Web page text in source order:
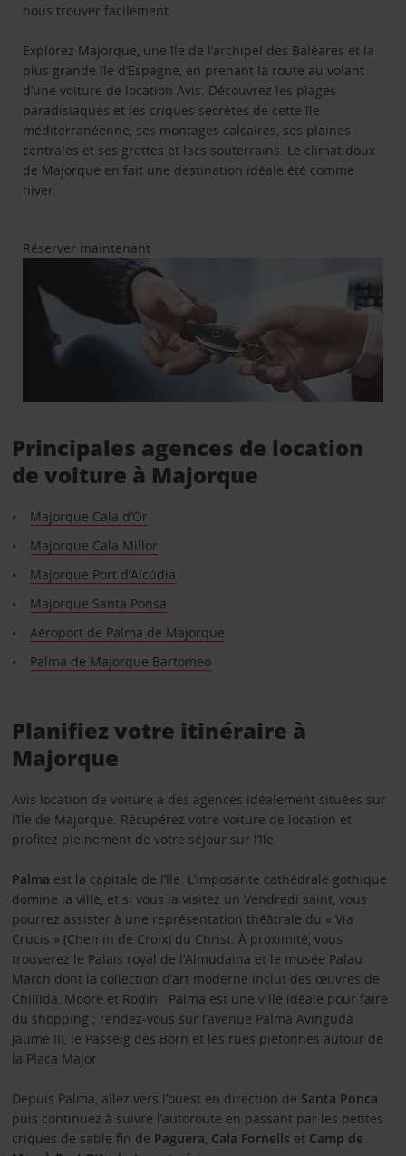
nous trouver facilement.
Explorez Majorque, une île de l’archipel des Baléares et la
plus grande île d’Espagne, en prenant la route au volant
d’une voiture de location Avis. Découvrez les plages
paradisiaques et les criques secrètes de cette île
méditerranéenne, ses montages calcaires, ses plaines
centrales et ses grottes et lacs souterrains. Le climat doux
de Majorque en fait une destination idéale été comme
hiver.
Réserver maintenant
Principales agences de location
de voiture à Majorque
Majorque Cala d’Or
Majorque Cala Millor
Majorque Port d’Alcúdia
Majorque Santa Ponsa
Aéroport de Palma de Majorque
Palma de Majorque Bartomeo
Planifiez votre itinéraire à
Majorque
Avis location de voiture a des agences idéalement situées sur
l’île de Majorque. Récupérez votre voiture de location et
profitez pleinement de votre séjour sur l’île.
Palma est la capitale de l’île. L’imposante cathédrale gothique
domine la ville, et si vous la visitez un Vendredi saint, vous
pourrez assister à une représentation théâtrale du « Via
Crucis » (Chemin de Croix) du Christ. À proximité, vous
trouverez le Palais royal de l’Almudaina et le musée Palau
March dont la collection d’art moderne inclut des œuvres de
Chillida, Moore et Rodin. Palma est une ville idéale pour faire
du shopping ; rendez-vous sur l’avenue Palma Avinguda
Jaume III, le Passeig des Born et les rues piétonnes autour de
la Placa Major.
Depuis Palma, allez vers l’ouest en direction de Santa Ponca
puis continuez à suivre l’autoroute en passant par les petites
criques de sable fin de Paguera, Cala Fornells et Camp de